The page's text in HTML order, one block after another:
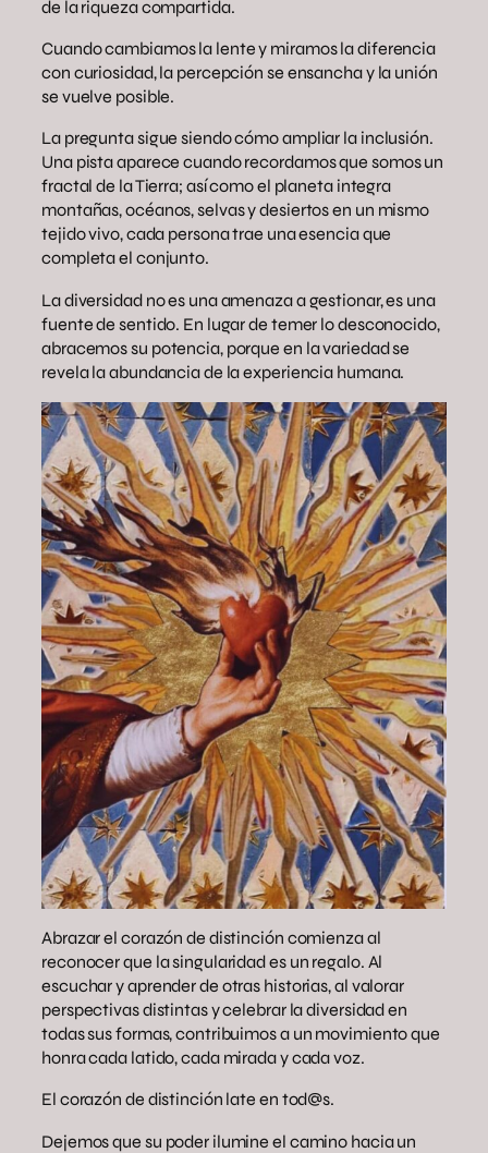
de la riqueza compartida.
Cuando cambiamos la lente y miramos la diferencia
con curiosidad, la percepción se ensancha y la unión
se vuelve posible.
La pregunta sigue siendo cómo ampliar la inclusión.
Una pista aparece cuando recordamos que somos un
fractal de la Tierra; así como el planeta integra
montañas, océanos, selvas y desiertos en un mismo
tejido vivo, cada persona trae una esencia que
completa el conjunto.
La diversidad no es una amenaza a gestionar, es una
fuente de sentido. En lugar de temer lo desconocido,
abracemos su potencia, porque en la variedad se
revela la abundancia de la experiencia humana.
Abrazar el corazón de distinción comienza al
reconocer que la singularidad es un regalo. Al
escuchar y aprender de otras historias, al valorar
perspectivas distintas y celebrar la diversidad en
todas sus formas, contribuimos a un movimiento que
honra cada latido, cada mirada y cada voz.
El corazón de distinción late en tod@s.
Dejemos que su poder ilumine el camino hacia un